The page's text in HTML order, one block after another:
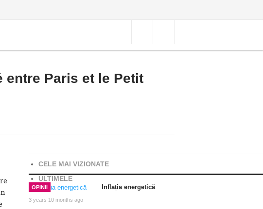
entre Paris et le Petit
CELE MAI VIZIONATE
ULTIMELE
OPINII
3 years 10 months ago
Inflația energetică